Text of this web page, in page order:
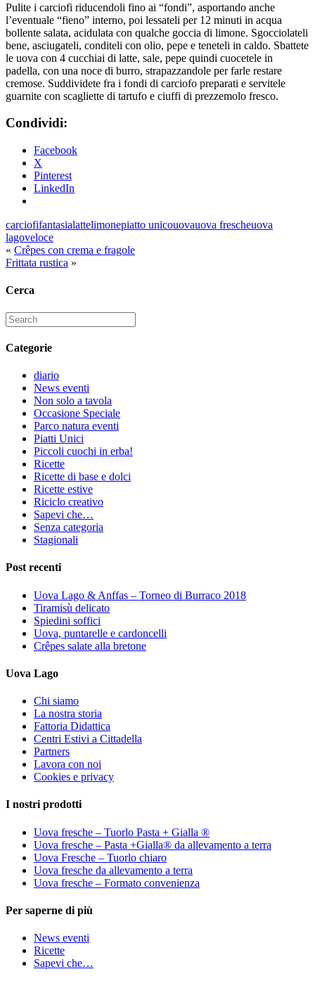
Pulite i carciofi riducendoli fino ai “fondi”, asportando anche
l’eventuale “fieno” interno, poi lessateli per 12 minuti in acqua
bollente salata, acidulata con qualche goccia di limone. Sgocciolateli
bene, asciugateli, conditeli con olio, pepe e teneteli in caldo. Sbattete
le uova con 4 cucchiai di latte, sale, pepe quindi cuocetele in
padella, con una noce di burro, strapazzandole per farle restare
cremose. Suddividete fra i fondi di carciofo preparati e servitele
guarnite con scagliette di tartufo e ciuffi di prezzemolo fresco.
Condividi:
Facebook
X
Pinterest
LinkedIn
carciofifantasialattelimonepiatto unicouovauova frescheuova
lagoveloce
« Crêpes con crema e fragole
Frittata rustica »
Cerca
Search
for:
Categorie
diario
News eventi
Non solo a tavola
Occasione Speciale
Parco natura eventi
Piatti Unici
Piccoli cuochi in erba!
Ricette
Ricette di base e dolci
Ricette estive
Riciclo creativo
Sapevi che…
Senza categoria
Stagionali
Post recenti
Uova Lago & Anffas – Torneo di Burraco 2018
Tiramisù delicato
Spiedini soffici
Uova, puntarelle e cardoncelli
Crêpes salate alla bretone
Uova Lago
Chi siamo
La nostra storia
Fattoria Didattica
Centri Estivi a Cittadella
Partners
Lavora con noi
Cookies e privacy
I nostri prodotti
Uova fresche – Tuorlo Pasta + Gialla ®
Uova fresche – Pasta +Gialla® da allevamento a terra
Uova Fresche – Tuorlo chiaro
Uova fresche da allevamento a terra
Uova fresche – Formato convenienza
Per saperne di più
News eventi
Ricette
Sapevi che…